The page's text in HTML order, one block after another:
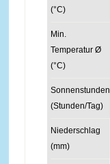
(°C)
Min.
Temperatur Ø
(°C)
Sonnenstunden
(Stunden/Tag)
Niederschlag
(mm)